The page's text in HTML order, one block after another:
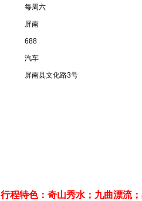
每周六
屏南
688
汽车
屏南县文化路3号
行程特色：奇山秀水； 九曲漂流